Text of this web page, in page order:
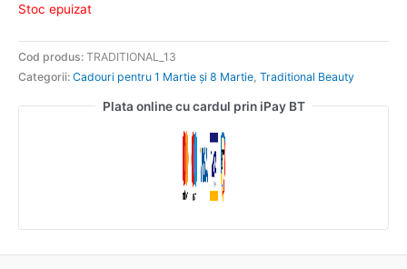
Stoc epuizat
Cod produs: TRADITIONAL_13
Categorii: Cadouri pentru 1 Martie și 8 Martie Traditional Beauty
Plata online cu cardul prin iPay BT